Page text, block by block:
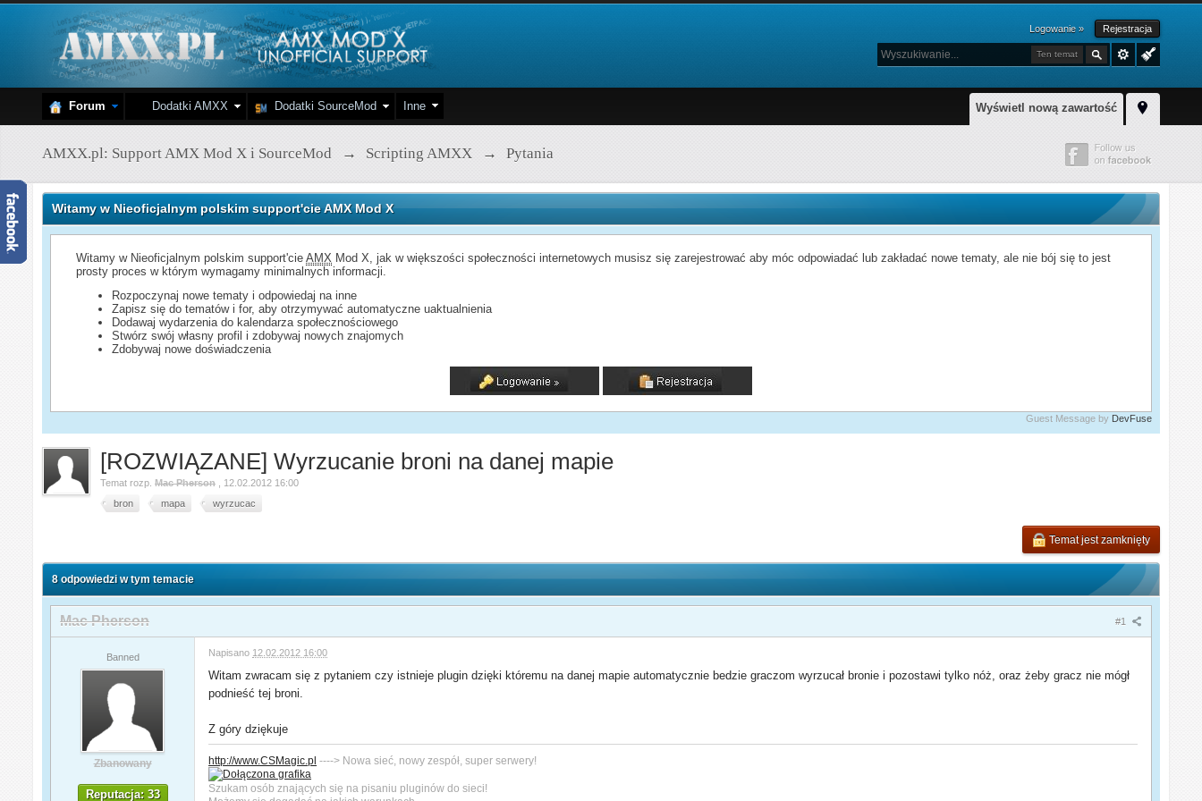
Logowanie » Rejestracja
Ten temat
Wyświetl nową zawartość
Forum Dodatki AMXX Dodatki SourceMod Inne
AMXX.pl: Support AMX Mod X i SourceMod → Scripting AMXX → Pytania
Witamy w Nieoficjalnym polskim support'cie AMX Mod X
Witamy w Nieoficjalnym polskim support'cieAMX Mod X, jak w większości społeczności internetowych musisz się zarejestrować aby móc odpowiadać lub zakładać nowe tematy, ale nie bój się to jest
prosty proces w którym wymagamy minimalnych informacji.
Rozpoczynaj nowe tematy i odpowiedaj na inne
Zapisz się do tematów i for, aby otrzymywać automatyczne uaktualnienia
Dodawaj wydarzenia do kalendarza społecznościowego
Stwórz swój własny profil i zdobywaj nowych znajomych
Zdobywaj nowe doświadczenia
Guest Message by DevFuse
[ROZWIĄZANE] Wyrzucanie broni na danej mapie
Temat rozp.Mac Pherson
12.02.2012 16:00
bron
mapa wyrzucac
Temat jest zamknięty
8 odpowiedzi w tym temacie
#1
Mac Pherson
Banned
Zbanowany
Reputacja: 33
Napisano 12.02.2012 16:00
Witam zwracam się z pytaniem czy istnieje plugin dzięki któremu na danej mapie automatycznie bedzie graczom wyrzucał bronie i pozostawi tylko nóż, oraz żeby gracz nie mógł
podnieść tej broni.
Z góry dziękuje
http://www.CSMagic.pl ----> Nowa sieć, nowy zespół, super serwery!
Szukam osób znających się na pisaniu pluginów do sieci!